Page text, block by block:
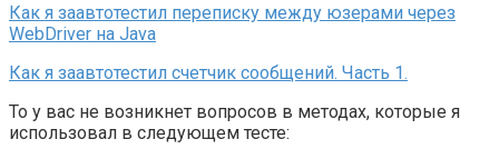
Как я заавтотестил переписку между юзерами через
WebDriver на Java
Как я заавтотестил счетчик сообщений. Часть 1.
То у вас не возникнет вопросов в методах, которые я
использовал в следующем тесте: